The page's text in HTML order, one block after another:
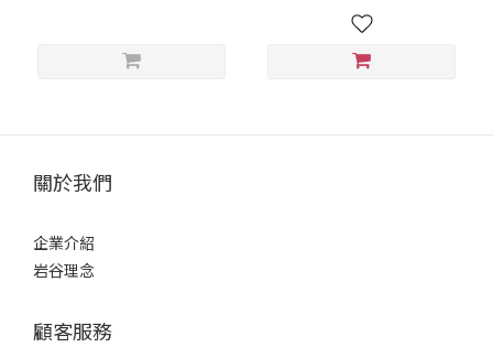
關於我們
企業介紹
岩谷理念
顧客服務